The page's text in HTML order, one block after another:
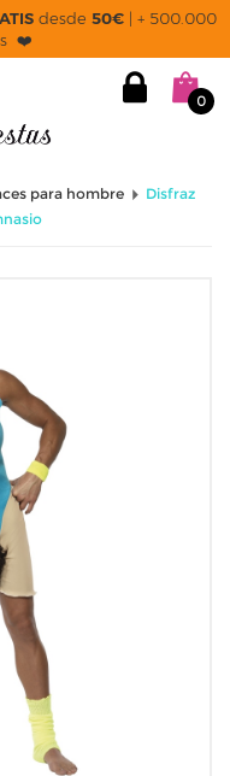
desde 50€| + 500.000
❤️
0
para hombre
Disfraz